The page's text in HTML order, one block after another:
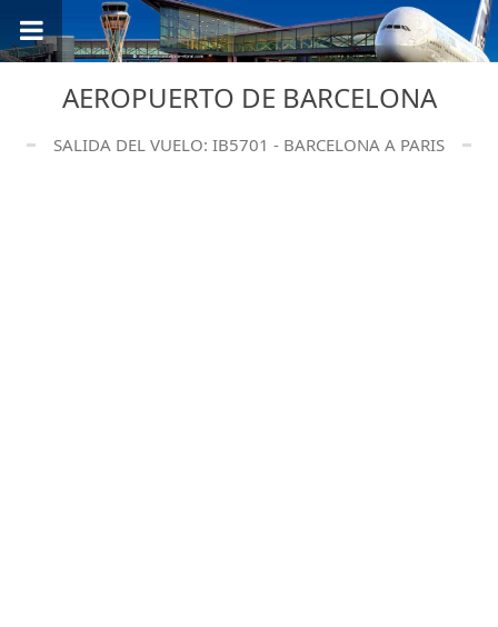
AEROPUERTO DE BARCELONA
SALIDA DEL VUELO: IB5701 - BARCELONA A PARIS